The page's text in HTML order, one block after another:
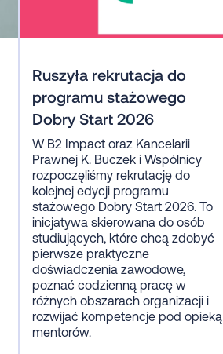
Ruszyła rekrutacja do
programu stażowego
Dobry Start 2026
W B2 Impact oraz Kancelarii
Prawnej K. Buczek i Wspólnicy
rozpoczęliśmy rekrutację do
kolejnej edycji programu
stażowego Dobry Start 2026. To
inicjatywa skierowana do osób
studiujących, które chcą zdobyć
pierwsze praktyczne
doświadczenia zawodowe,
poznać codzienną pracę w
różnych obszarach organizacji i
rozwijać kompetencje pod opieką
mentorów.